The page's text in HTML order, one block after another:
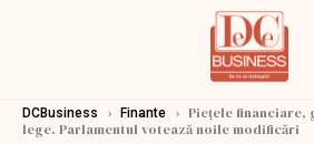
DCBusiness › Finante › Piețele financiare,
lege. Parlamentul votează noile modificări